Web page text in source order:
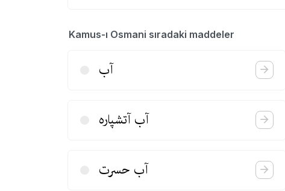
Kamus-ı Osmani sıradaki maddeler
آب
آب آتشپاره
آب حسرت